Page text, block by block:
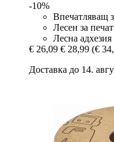
-10%
Впечатляващ
Лесен за печат
Лесна адхезия
€ 26,09 € 28,99 (€
Доставка до 14.